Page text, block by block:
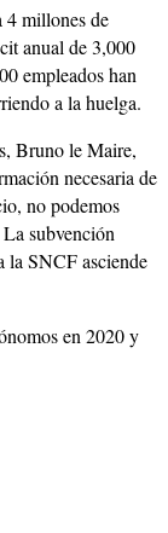
4 millones de
anual de 3,000
empleados han
a la huelga.
Bruno le Maire,
necesaria de
no podemos
subvención
la SNCF asciende
en 2020 y